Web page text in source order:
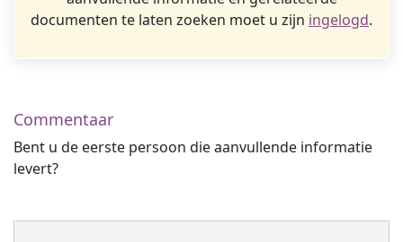
documenten te laten zoeken moet u zijn ingelogd.
Commentaar
Bent u de eerste persoon die aanvullende informatie
levert?